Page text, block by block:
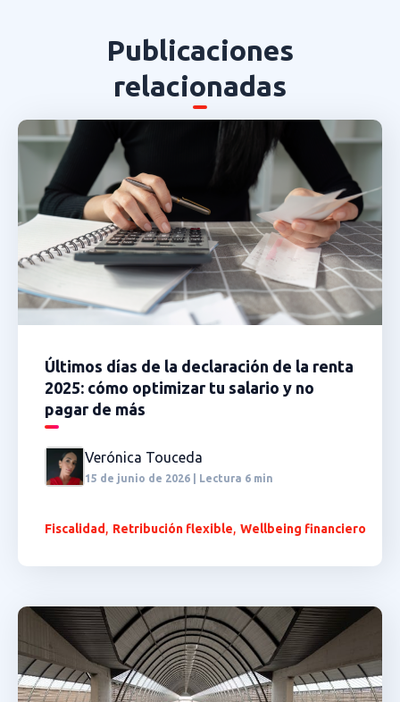
Publicaciones
relacionadas
Últimos días de la declaración de la renta
2025: cómo optimizar tu salario y no
pagar de más
Verónica Touceda
15 de junio de 2026 | Lectura 6 min
Fiscalidad , Retribución flexible, Wellbeing financiero